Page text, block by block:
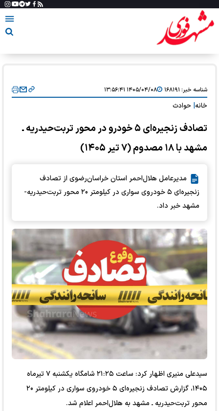
شناسه خبر: ۱۶۸۱۹۱ ۱۴۰۵/۰۴/۰۸ ۱۳:۵۶:۴۱
خانه حوادث
تصادف زنجیره‌ای ۵ خودرو در محور تربت‌حیدریه ـ
مشهد با ۱۸ مصدوم (۷ تیر ۱۴۰۵)
مدیرعامل هلال‌احمر استان خراسان‌رضوی از تصادف
زنجیره‌ای ۵ خودروی سواری در کیلومتر ۲۰ محور تربت‌حیدریه-
مشهد خبر داد.
سیدعلی منیری اظهار کرد: ساعت ۲۱:۲۵ شامگاه یکشنبه ۷ تیرماه
۱۴۰۵، گزارش تصادف زنجیره‌ای ۵ خودروی سواری در کیلومتر ۲۰
محور تربت‌حیدریه ـ مشهد به هلال‌احمر اعلام شد.